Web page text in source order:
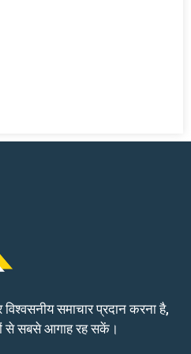
समाचार प्रदान करना है,
से सबसे आगाह रह सकें।